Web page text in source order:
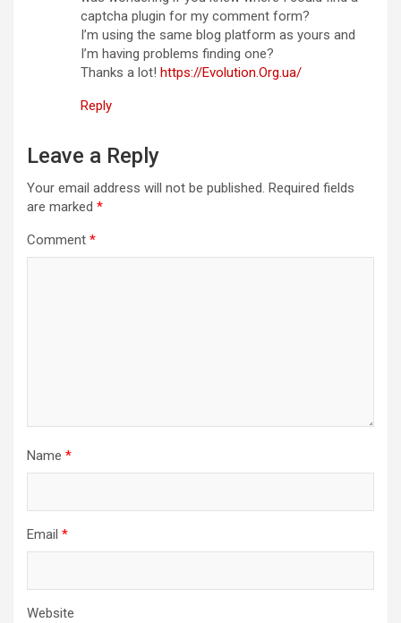
captcha plugin for my comment form?
I’m using the same blog platform as yours and
I’m having problems finding one?
Thanks a lot! https://Evolution.Org.ua/
Reply
Leave a Reply
Your email address will not be published. Required fields
are marked *
Comment *
Name *
Email *
Website